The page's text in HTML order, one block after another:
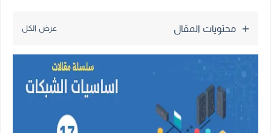
محتويات المقال